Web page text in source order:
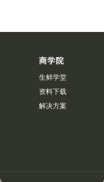
商学院
生鲜学堂
资料下载
解决方案